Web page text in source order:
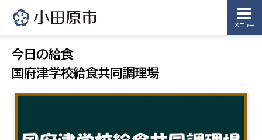
メニュー
今日の給食
国府津学校給食共同調理場